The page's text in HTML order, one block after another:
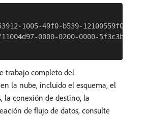
1005-49f0-b539-12100559f0e2",
0000-0200-0000-
trabajo completo del
la nube, incluido el esquema, el
la conexión de destino, la
de flujo de datos, consulte